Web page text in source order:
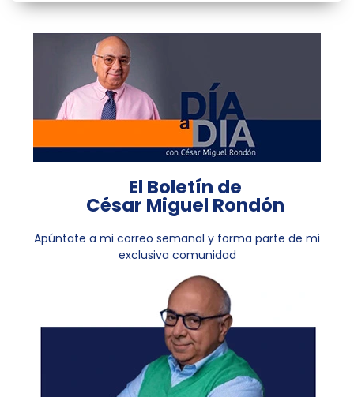
El Boletín de
César Miguel Rondón
Apúntate a mi correo semanal y forma parte de mi
exclusiva comunidad